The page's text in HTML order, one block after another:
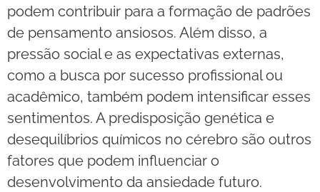
podem contribuir para a formação de padrões
de pensamento ansiosos. Além disso, a
pressão social e as expectativas externas,
como a busca por sucesso profissional ou
acadêmico, também podem intensificar esses
sentimentos. A predisposição genética e
desequilíbrios químicos no cérebro são outros
fatores que podem influenciar o
desenvolvimento da ansiedade futuro.